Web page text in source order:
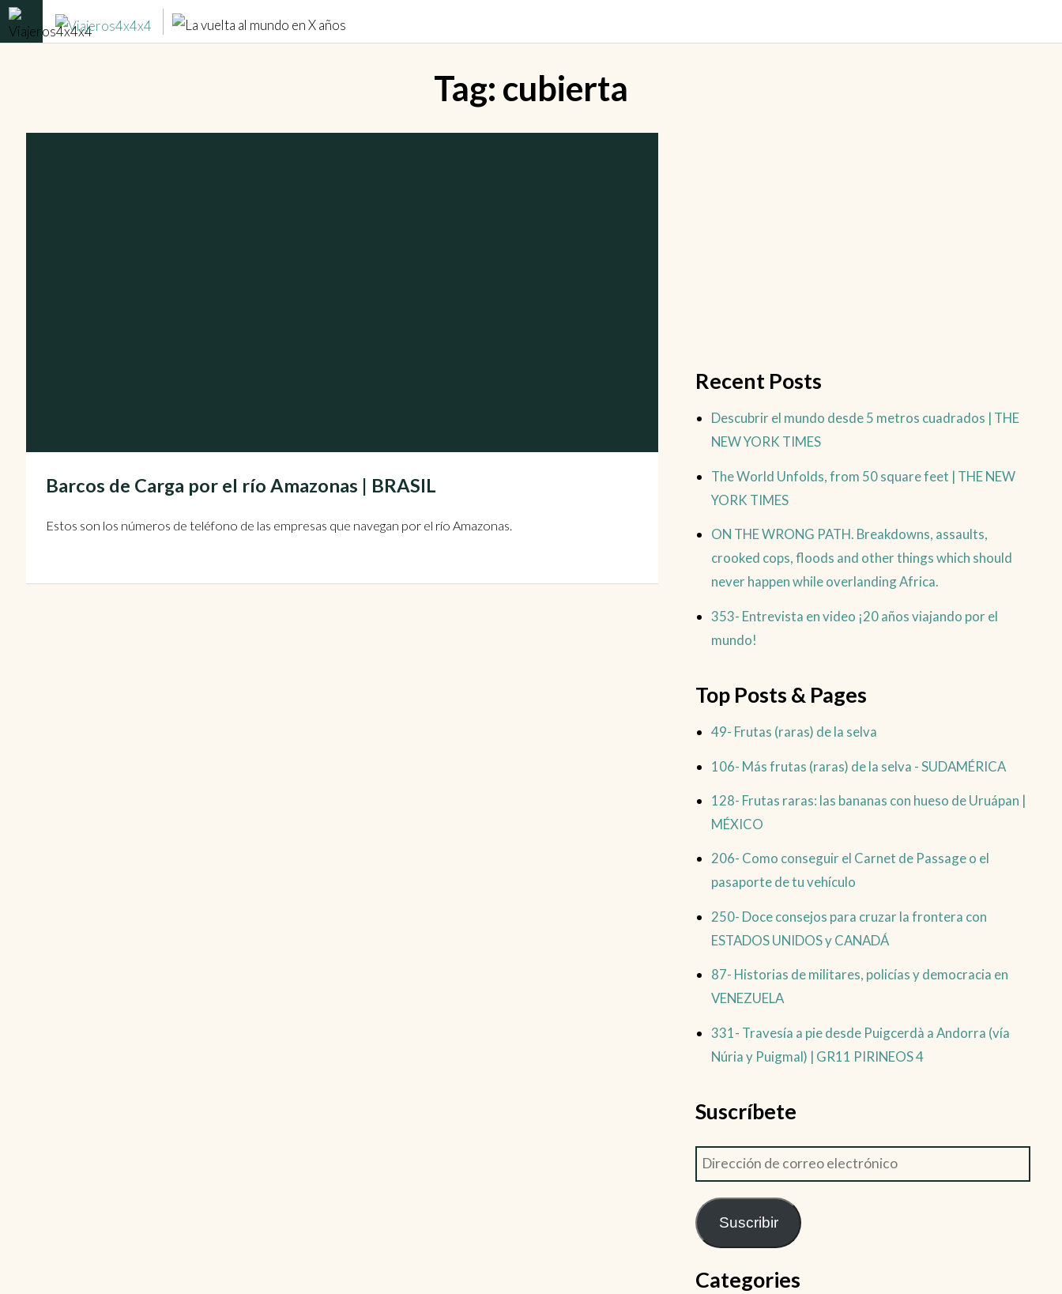
Tag: cubierta
Barcos de Carga por el río Amazonas | BRASIL
Estos son los números de teléfono de las empresas que navegan por el río Amazonas.
Recent Posts
Descubrir el mundo desde 5 metros cuadrados | THE
NEW YORK TIMES
The World Unfolds, from 50 square feet | THE NEW
YORK TIMES
ON THE WRONG PATH. Breakdowns, assaults,
crooked cops, floods and other things which should
never happen while overlanding Africa.
353- Entrevista en video ¡20 años viajando por el
mundo!
Top Posts & Pages
49- Frutas (raras) de la selva
106- Más frutas (raras) de la selva - SUDAMÉRICA
128- Frutas raras: las bananas con hueso de Uruápan |
MÉXICO
206- Como conseguir el Carnet de Passage o el
pasaporte de tu vehículo
250- Doce consejos para cruzar la frontera con
ESTADOS UNIDOS y CANADÁ
87- Historias de militares, policías y democracia en
VENEZUELA
331- Travesía a pie desde Puigcerdà a Andorra (vía
Núria y Puigmal) | GR11 PIRINEOS 4
Suscríbete
Suscribir
Categories